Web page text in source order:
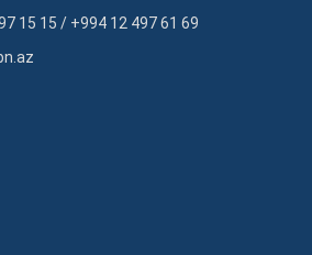
15 15 / +994 12 497 61 69